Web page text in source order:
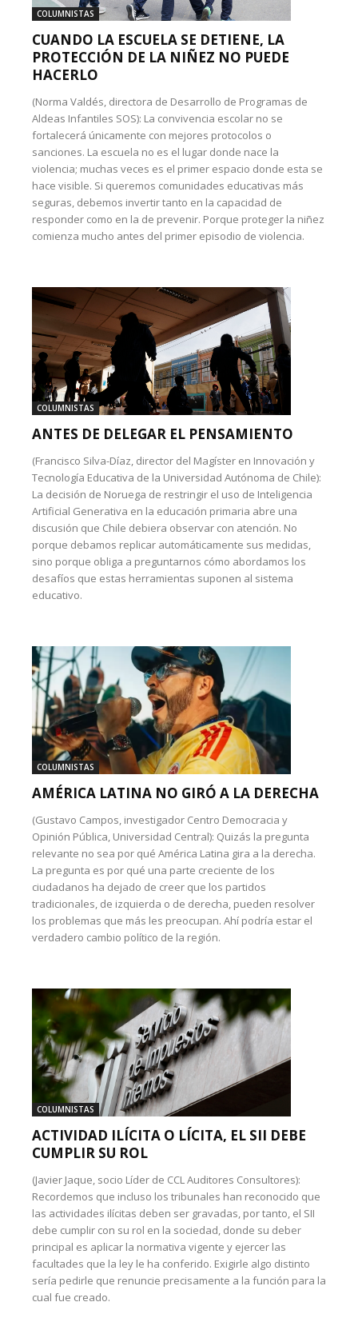
COLUMNISTAS
CUANDO LA ESCUELA SE DETIENE, LA
PROTECCIÓN DE LA NIÑEZ NO PUEDE
HACERLO
(Norma Valdés, directora de Desarrollo de Programas de
Aldeas Infantiles SOS): La convivencia escolar no se
fortalecerá únicamente con mejores protocolos o
sanciones. La escuela no es el lugar donde nace la
violencia; muchas veces es el primer espacio donde esta se
hace visible. Si queremos comunidades educativas más
seguras, debemos invertir tanto en la capacidad de
responder como en la de prevenir. Porque proteger la niñez
comienza mucho antes del primer episodio de violencia.
COLUMNISTAS
ANTES DE DELEGAR EL PENSAMIENTO
(Francisco Silva-Díaz, director del Magíster en Innovación y
Tecnología Educativa de la Universidad Autónoma de Chile):
La decisión de Noruega de restringir el uso de Inteligencia
Artificial Generativa en la educación primaria abre una
discusión que Chile debiera observar con atención. No
porque debamos replicar automáticamente sus medidas,
sino porque obliga a preguntarnos cómo abordamos los
desafíos que estas herramientas suponen al sistema
educativo.
COLUMNISTAS
AMÉRICA LATINA NO GIRÓ A LA DERECHA
(Gustavo Campos, investigador Centro Democracia y
Opinión Pública, Universidad Central): Quizás la pregunta
relevante no sea por qué América Latina gira a la derecha.
La pregunta es por qué una parte creciente de los
ciudadanos ha dejado de creer que los partidos
tradicionales, de izquierda o de derecha, pueden resolver
los problemas que más les preocupan. Ahí podría estar el
verdadero cambio político de la región.
COLUMNISTAS
ACTIVIDAD ILÍCITA O LÍCITA, EL SII DEBE
CUMPLIR SU ROL
(Javier Jaque, socio Líder de CCL Auditores Consultores):
Recordemos que incluso los tribunales han reconocido que
las actividades ilícitas deben ser gravadas, por tanto, el SII
debe cumplir con su rol en la sociedad, donde su deber
principal es aplicar la normativa vigente y ejercer las
facultades que la ley le ha conferido. Exigirle algo distinto
sería pedirle que renuncie precisamente a la función para la
cual fue creado.